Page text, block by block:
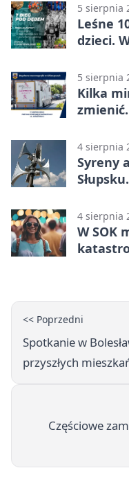
5 sierpnia
Leśne
dzieci.
5 sierpnia
Kilka
4 sierpnia
Syreny
4 sierpnia
W SOK
<< Poprzedni
Spotkanie w
przyszłych
Częściowe